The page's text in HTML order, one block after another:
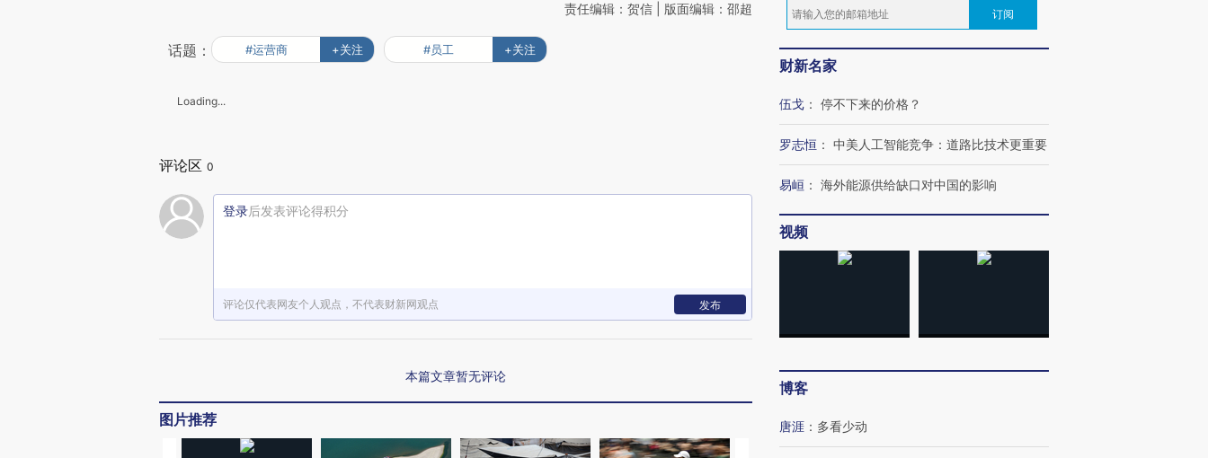
责任编辑：贺信 | 版面编辑：邵超
话题： #运营商 +关注 #员工 +关注
Loading...
评论区 0
登录后发表评论得积分
评论仅代表网友个人观点，不代表财新网观点 发布
本篇文章暂无评论
图片推荐
订阅
财新名家
伍戈 ： 停不下来的价格？
罗志恒 ： 中美人工智能竞争：道路比技术更重要
易峘 ： 海外能源供给缺口对中国的影响
视频
博客
唐涯 ： 多看少动